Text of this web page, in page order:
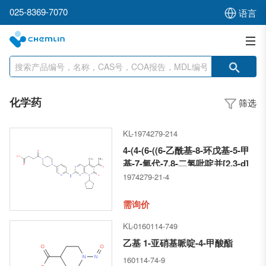
025-8369-7070 语言
化学药 筛选
KL-1974279-214
4-(4-(6-((6-乙酰基-8-环戊基-5-甲
基-7-氧代-7,8-二氢吡啶并[2,3-d]
嘧啶-2-基)氨基)吡啶-3-基)哌嗪-1-
1974279-21-4
需询价
KL-0160114-749
乙基 1-亚硝基哌啶-4-甲酸酯
160114-74-9